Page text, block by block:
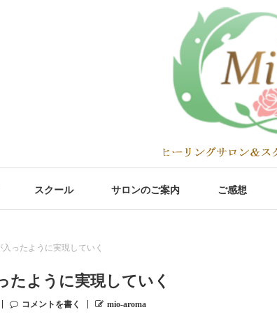
スクール サロンのご案内 ご感想
入ったように実現していく
たように実現していく
コメントを書く mio-aroma